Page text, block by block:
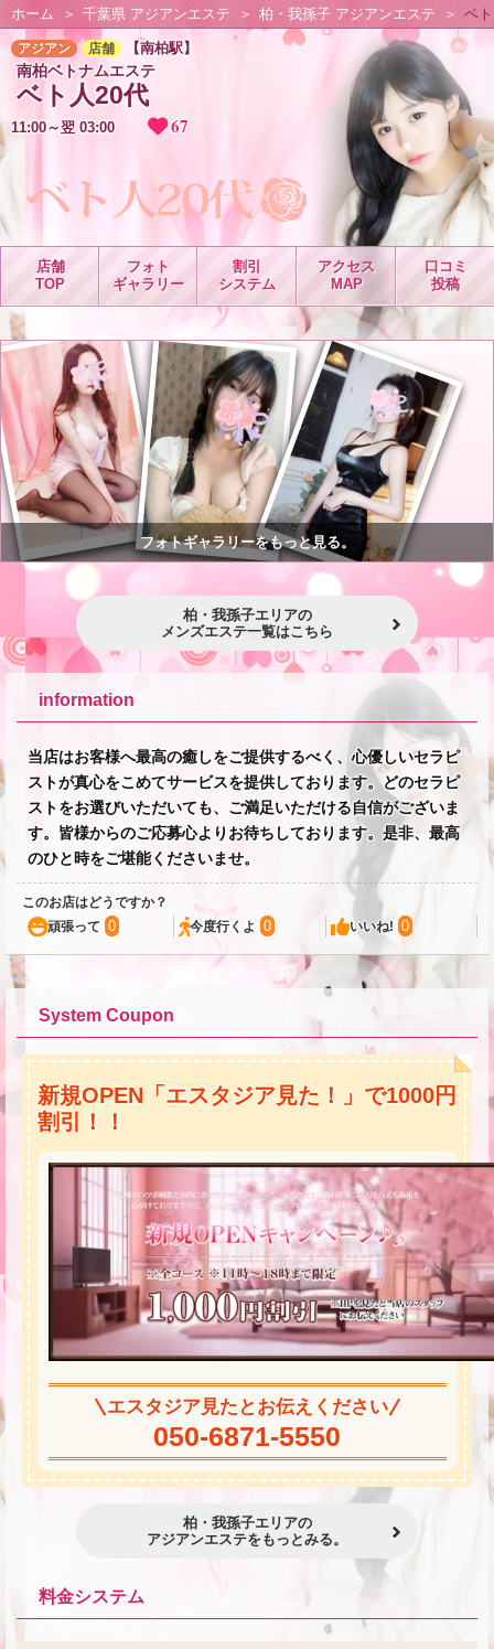
ホーム 千葉県 アジアンエステ 柏・我孫子 アジアンエステ ベ
アジアン 店舗 【南柏駅】
南柏ベトナムエステ
ベト人20代
11:00～翌 03:00 67
店舗
TOP
フォト
ギャラリー
割引
システム
アクセス
MAP
口コミ
投稿
フォトギャラリーをもっと見る。
柏・我孫子エリアの
メンズエステ一覧はこちら
information
当店はお客様へ最高の癒しをご提供するべく、心優しいセラピ
ストが真心をこめてサービスを提供しております。どのセラピ
ストをお選びいただいても、ご満足いただける自信がございま
す。皆様からのご応募心よりお待ちしております。是非、最高
のひと時をご堪能くださいませ。
このお店はどうですか？
頑張って 0 今度行くよ 0 いいね! 0
System Coupon
新規OPEN「エスタジア見た！」で1000円
割引！！
エスタジア見たとお伝えください
050-6871-5550
柏・我孫子エリアの
アジアンエステをもっとみる。
料金システム